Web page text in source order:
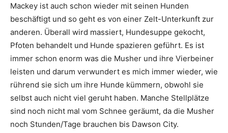
Mackey ist auch schon wieder mit seinen Hunden
beschäftigt und so geht es von einer Zelt-Unterkunft zur
anderen. Überall wird massiert, Hundesuppe gekocht,
Pfoten behandelt und Hunde spazieren geführt. Es ist
immer schon enorm was die Musher und ihre Vierbeiner
leisten und darum verwundert es mich immer wieder, wie
rührend sie sich um ihre Hunde kümmern, obwohl sie
selbst auch nicht viel geruht haben. Manche Stellplätze
sind noch nicht mal vom Schnee geräumt, da die Musher
noch Stunden/Tage brauchen bis Dawson City.